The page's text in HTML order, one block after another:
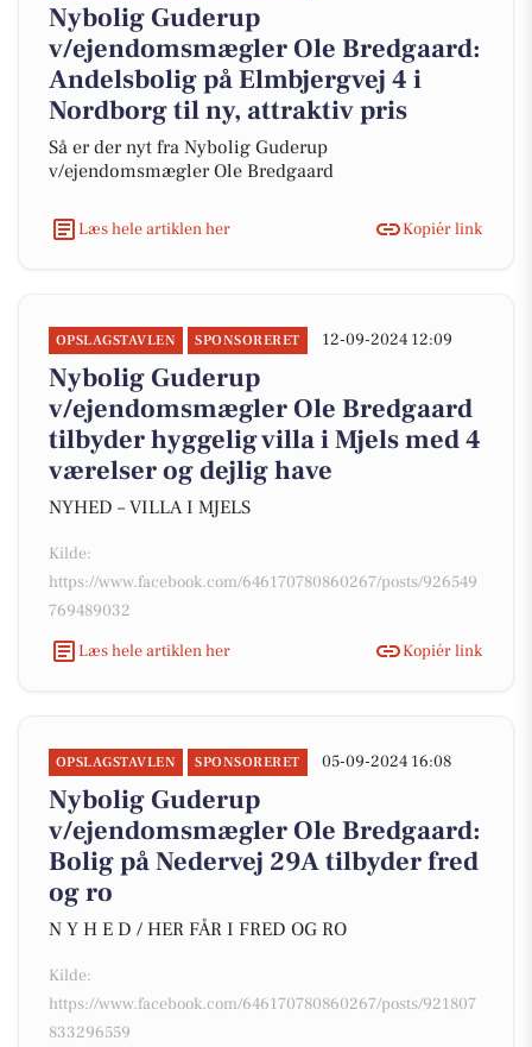
Nybolig Guderup
v/ejendomsmægler Ole Bredgaard:
Andelsbolig på Elmbjergvej 4 i
Nordborg til ny, attraktiv pris
Så er der nyt fra Nybolig Guderup
v/ejendomsmægler Ole Bredgaard
Læs hele artiklen her Kopiér link
OPSLAGSTAVLEN SPONSORERET 12-09-2024 12:09
Nybolig Guderup
v/ejendomsmægler Ole Bredgaard
tilbyder hyggelig villa i Mjels med 4
værelser og dejlig have
NYHED – VILLA I MJELS
Kilde:
https://www.facebook.com/646170780860267/posts/926549
769489032
Læs hele artiklen her
Kopiér link
OPSLAGSTAVLEN SPONSORERET 05-09-2024 16:08
Nybolig Guderup
v/ejendomsmægler Ole Bredgaard:
Bolig på Nedervej 29A tilbyder fred
og ro
N Y H E D / HER FÅR I FRED OG RO
Kilde:
https://www.facebook.com/646170780860267/posts/921807
833296559